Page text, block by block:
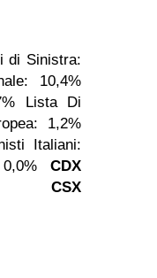
di Sinistra:
10,4%
Lista Di
1,2%
Italiani:
CDX
CSX